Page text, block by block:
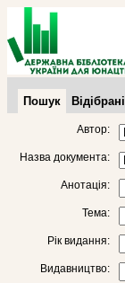
Пошук Відібрані
Автор:
Назва документа:
Анотація:
Тема:
Рік видання:
Видавництво: